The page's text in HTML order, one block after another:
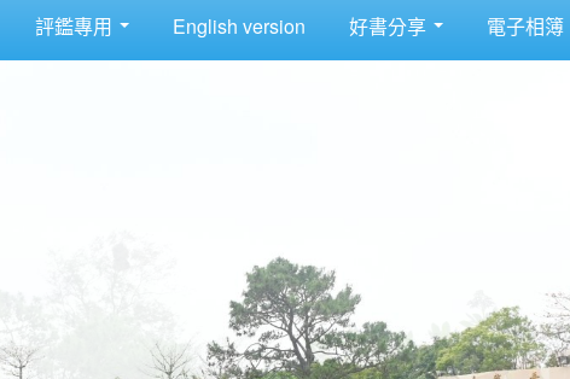
評鑑專用 English version 好書分享 電子相簿